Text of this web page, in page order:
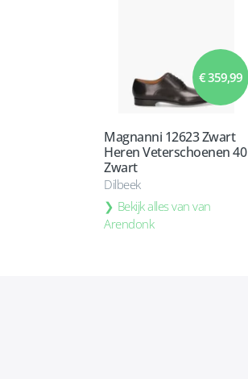
€ 359,99
Magnanni 12623 Zwart
Heren Veterschoenen 40
Zwart
Dilbeek
Bekijk alles van van
Arendonk